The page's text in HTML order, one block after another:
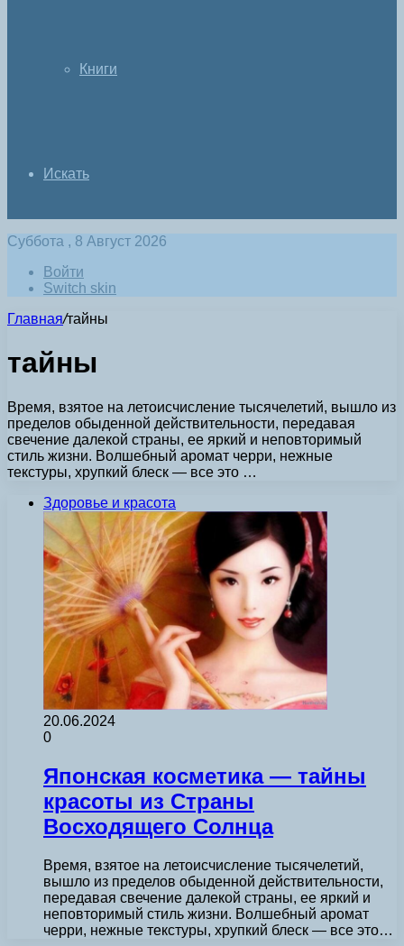
Книги
Искать
Суббота , 8 Август 2026
Войти
Switch skin
Главная/тайны
тайны
Время, взятое на летоисчисление тысячелетий, вышло из
пределов обыденной действительности, передавая
свечение далекой страны, ее яркий и неповторимый
стиль жизни. Волшебный аромат черри, нежные
текстуры, хрупкий блеск — все это …
Здоровье и красота
20.06.2024
0
Японская косметика — тайны
красоты из Страны
Восходящего Солнца
Время, взятое на летоисчисление тысячелетий,
вышло из пределов обыденной действительности,
передавая свечение далекой страны, ее яркий и
неповторимый стиль жизни. Волшебный аромат
черри, нежные текстуры, хрупкий блеск — все это…